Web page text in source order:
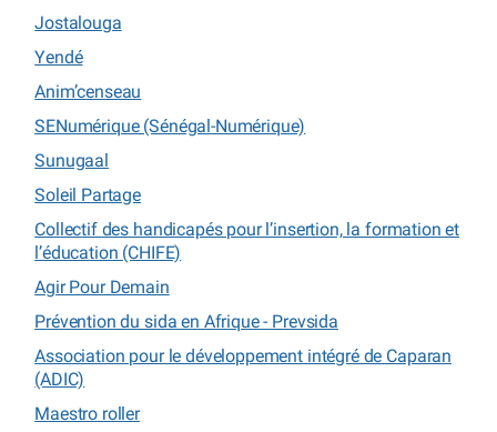
Jostalouga
Yendé
Anim’censeau
SENumérique (Sénégal-Numérique)
Sunugaal
Soleil Partage
Collectif des handicapés pour l’insertion, la formation et
l’éducation (CHIFE)
Agir Pour Demain
Prévention du sida en Afrique - Prevsida
Association pour le développement intégré de Caparan
(ADIC)
Maestro roller